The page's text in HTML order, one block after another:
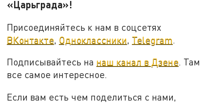
«Царьграда»!
Присоединяйтесь к нам в соцсетях
ВКонтакте Одноклассники Telegram
Подписывайтесь на наш канал в Дзене. Там
все самое интересное.
Если вам есть чем поделиться с нами,